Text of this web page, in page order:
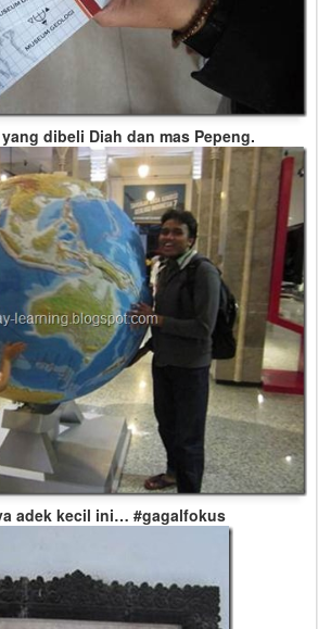
dibeli Diah dan mas Pepeng.
adek kecil ini… #gagalfokus